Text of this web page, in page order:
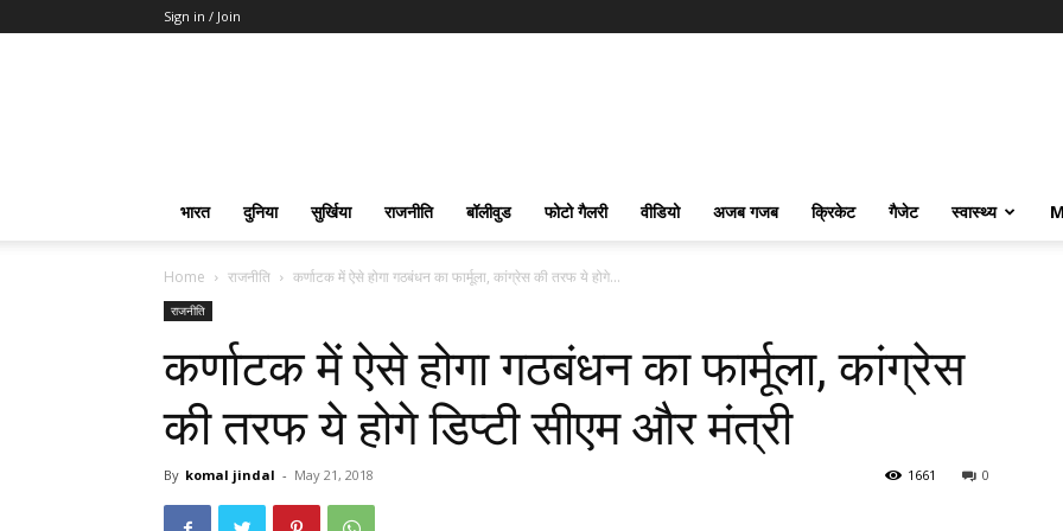
Sign in / Join
भारत दुनिया सुर्खिया राजनीति बॉलीवुड फोटो गैलरी वीडियो अजब गजब क्रिकेट गैजेट स्वास्थ्य
Home राजनीति कर्णाटक में ऐसे होगा गठबंधन का फार्मूला, कांग्रेस की तरफ ये होगे...
राजनीति
कर्णाटक में ऐसे होगा गठबंधन का फार्मूला, कांग्रेस
की तरफ ये होगे डिप्टी सीएम और मंत्री
By komal jindal - May 21, 2018 0
1661